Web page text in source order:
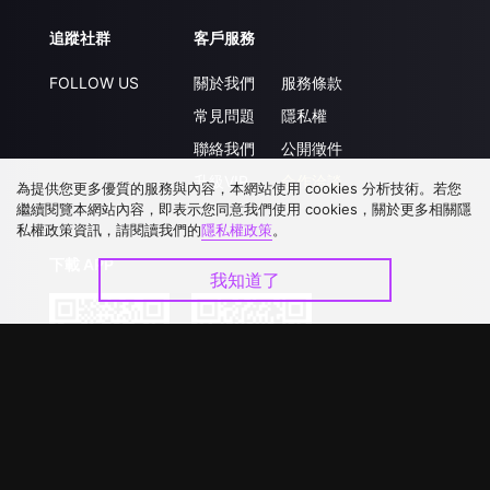
追蹤社群
FOLLOW US
客戶服務
關於我們
常見問題
聯絡我們
升級VIP
服務條款
隱私權
公開徵件
合作洽談
下載 APP
為提供您更多優質的服務與內容，本網站使用 cookies 分析技術。若您
繼續閱覽本網站內容，即表示您同意我們使用 cookies，關於更多相關隱
私權政策資訊，請閱讀我們的隱私權政策。
我知道了